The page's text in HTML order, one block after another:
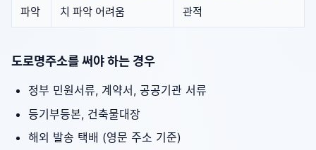
파악
치 파악 어려움
관적
도로명주소를 써야 하는 경우
정부 민원서류, 계약서, 공공기관 서류
등기부등본, 건축물대장
해외 발송 택배 (영문 주소 기준)